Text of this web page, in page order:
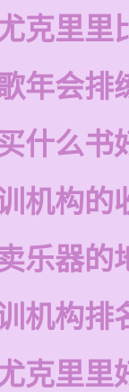
克里里
年会排
什么书
机构的
乐器的
机构排
克里里